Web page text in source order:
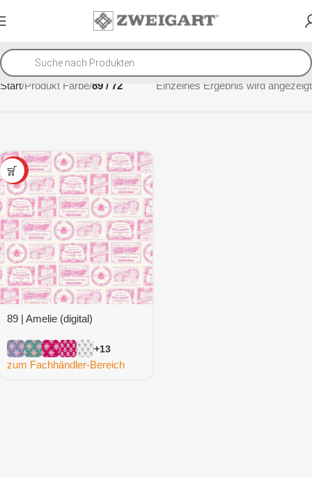
Start Produkt Farbe 89 / 72 Einzelnes Ergebnis wird angezeigt
SALE
89 | Amelie (digital)
+13
zum Fachhändler-Bereich